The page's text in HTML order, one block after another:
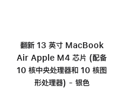
翻新 13 英寸 MacBook
Air Apple M4 芯片 (配备
10 核中央处理器和 10 核图
形处理器) - 银色